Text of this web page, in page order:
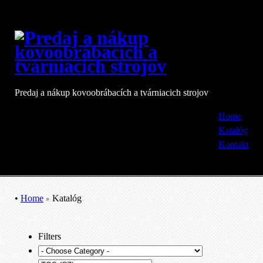
Predaj a nákup kovoobrábacích a tvárniacich strojov
Home
Katalóg
Kontakt
•Home Katalóg
Filters